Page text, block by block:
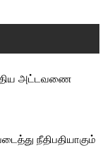
அட்டவணை
நீதிபதியாகும்